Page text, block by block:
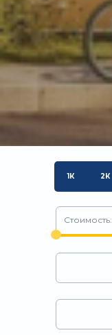
1К 2К
Стоимость: